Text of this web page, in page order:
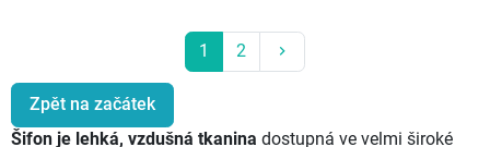
1 2 keyboard_arrow_right
Zpět na začátek
Šifon je lehká, vzdušná tkanina dostupná ve velmi široké